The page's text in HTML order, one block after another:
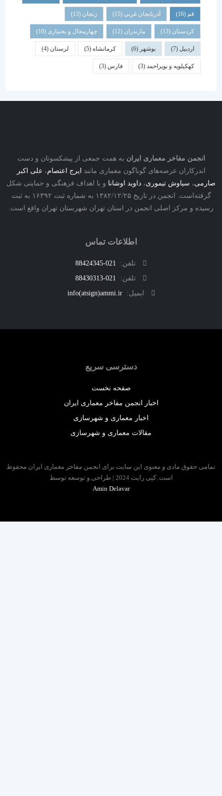
آذربایجان غربی(15) زنجان
کردستان(13) مازندران(12) چهارمحال و بختیاری (10)
بوشهر کرمانشاه(5) لرستان (4)
کهکیلویه و بویراحمد(3) فارس
مفاخر معماری ایرانبه همت جمعی از پیشکسوتان و دست
عرصه‌های گوناگون معماری مانندایرج اعتصام،علی اکبر
،سیاوش تیموری،داوید اوشاناو با اهداف فرهنگی و حمایتی شکل
گرفته‌است. انجمن در تاریخ ۱۳۸۲/۱۲/۲۵ به شماره ثبت ۱۶۳۹۲ به ثبت
و مرکز اصلی انجمن در استان تهران شهرستان تهران واقع است.
اطلاعات تماس
تلفن:
021-88424345
تلفن:
021-88430313
ایمیل:
info(atsign)ammi.ir
دسترسی سریع
صفحه نخست
اخبار انجمن مفاخر معماری ایران
اخبار معماری و شهرسازی
مقالات معماری و شهرسازی
حقوق مادی و معنوی این سایت برای انجمن مفاخر معماری ایران محفوظ
است. کپی رایت 2024 | طراحی و توسعه توسط
Amin Delavar